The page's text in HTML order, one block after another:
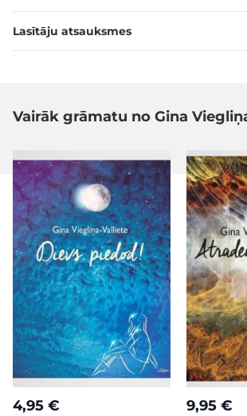
Lasītāju atsauksmes
Vairāk grāmatu no Gina
4,95 € 9,95 €